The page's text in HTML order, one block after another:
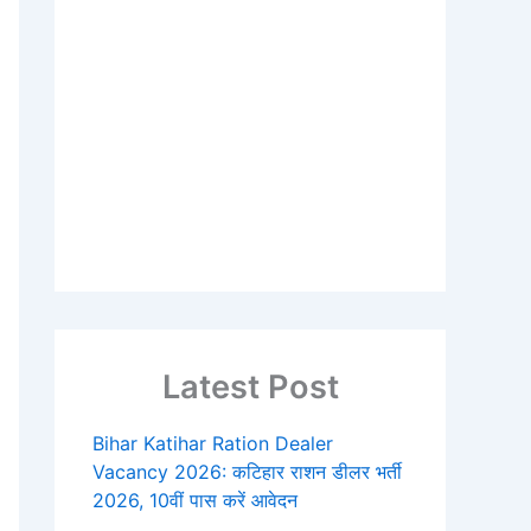
Latest Post
Bihar Katihar Ration Dealer
Vacancy 2026: कटिहार राशन डीलर भर्ती
2026, 10वीं पास करें आवेदन